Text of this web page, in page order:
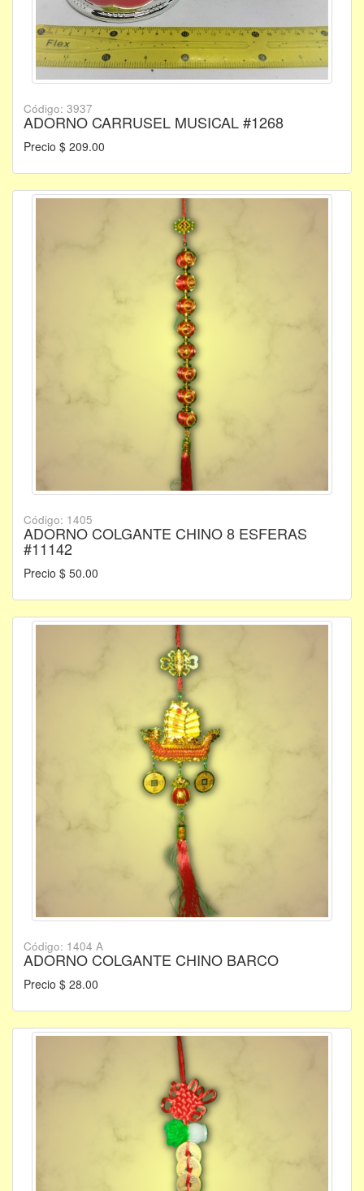
Código: 3937
ADORNO CARRUSEL MUSICAL #1268
Precio $ 209.00
Código: 1405
ADORNO COLGANTE CHINO 8 ESFERAS
#11142
Precio $ 50.00
Código: 1404 A
ADORNO COLGANTE CHINO BARCO
Precio $ 28.00